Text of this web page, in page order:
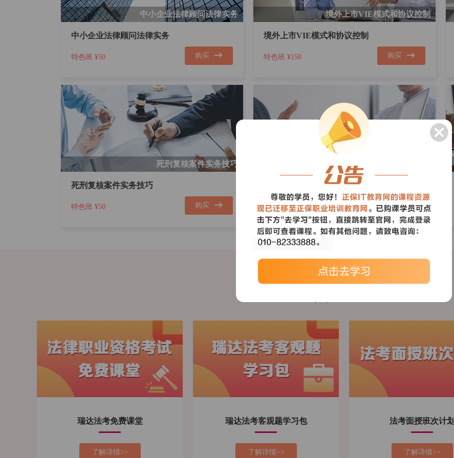
中小企业法律顾问法律实务
中小企业法律顾问法律实务
特色班 ¥50 购买
境外上市VIE模式和协议控制
境外上市VIE模式和协议控制
特色班 ¥150 购买
死刑复核案件实务技巧
死刑复核案件实务技巧
特色班 ¥50 购买
风险投资法律实务
特色班¥50 购买
瑞达法考免费课堂
了解详情>>
瑞达法考客观题学习包
了解详情>>
法考面授班次计划
了解详情>>